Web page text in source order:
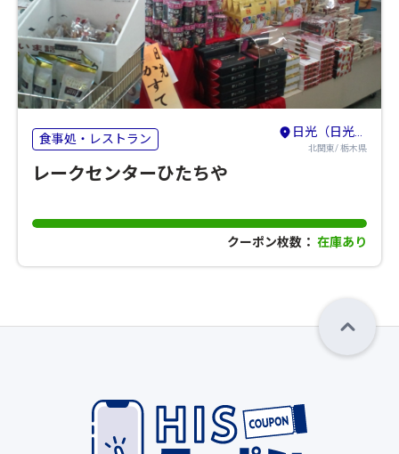
食事処・レストラン 日光（日光・鬼怒川・湯西川・今市・足尾）
北関東/ 栃木県
レークセンターひたちや
クーポン枚数： 在庫あり